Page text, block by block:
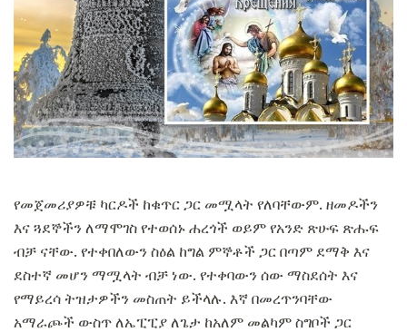
የመጀመሪያዎቹ ካርዶች ከቁጥር ጋር መሟላት የለባቸውም. ዘመዶችን
እና ጓደኞችን ለማሞገስ የተወሰኑ ሐረጎች ወይም የአንድ ጽሁፍ ጽሑፍ
ብቻ ናቸው. የተቀበለውን ስዕል ከግል ምኞቶች ጋር በጣም ደማቅ እና
ደስተኛ መሆን ማሟላት ብቻ ነው. የተቀባውን ሰው ማስደሰት እና
የማይረሳ ትዝታዎችን መስጠት ይችላሉ. እኛ በመረጥንባቸው
አማራጮች ውስጥ ለኤፒፒያ ለጌታ ከአለም መልካም ስግቦች ጋር